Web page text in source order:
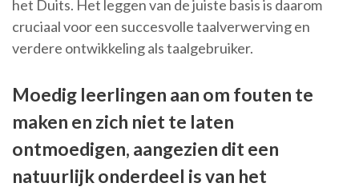
het Duits. Het leggen van de juiste basis is daarom
cruciaal voor een succesvolle taalverwerving en
verdere ontwikkeling als taalgebruiker.
Moedig leerlingen aan om fouten te
maken en zich niet te laten
ontmoedigen, aangezien dit een
natuurlijk onderdeel is van het